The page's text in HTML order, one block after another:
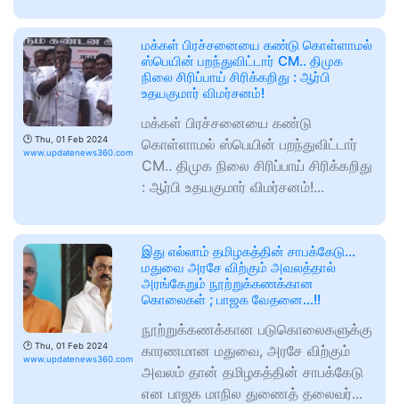
🕑 Thu, 01 Feb 2024
www.updatenews360.com
மக்கள் பிரச்சனையை கண்டு கொள்ளாமல்
ஸ்பெயின் பறந்துவிட்டார் CM.. திமுக
நிலை சிரிப்பாய் சிரிக்கறிது : ஆர்பி
உதயகுமார் விமர்சனம்!
மக்கள் பிரச்சனையை கண்டு
கொள்ளாமல் ஸ்பெயின் பறந்துவிட்டார்
CM.. திமுக நிலை சிரிப்பாய் சிரிக்கறிது
: ஆர்பி உதயகுமார் விமர்சனம்!...
🕑 Thu, 01 Feb 2024
www.updatenews360.com
இது எல்லாம் தமிழகத்தின் சாபக்கேடு…
மதுவை அரசே விற்கும் அவலத்தால்
அரங்கேறும் நூற்றுக்கணக்கான
கொலைகள் ; பாஜக வேதனை…!!
நூற்றுக்கணக்கான படுகொலைகளுக்கு
காரணமான மதுவை, அரசே விற்கும்
அவலம் தான் தமிழகத்தின் சாபக்கேடு
என பாஜக மாநில துணைத் தலைவர்...